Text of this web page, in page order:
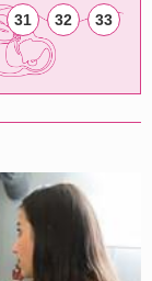
31 32 33